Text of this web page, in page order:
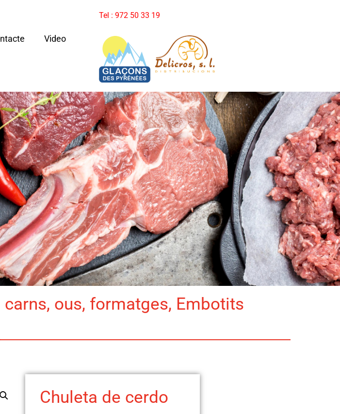
Video
Tel : 972 50 33 19
carns, ous, formatges, Embotits
Chuleta de cerdo